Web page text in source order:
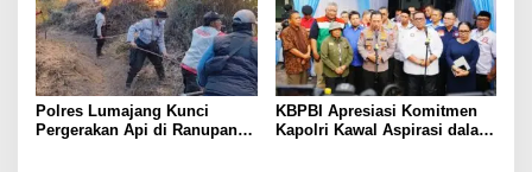
Polres Lumajang Kunci
Pergerakan Api di Ranupani
KBPBI Apresiasi Komitmen
Kapolri Kawal Aspirasi dalam